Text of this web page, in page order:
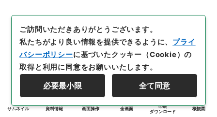
サムネイル 資料情報 画面操作 全画面
印刷
ダウンロード
概観図
ご訪問いただきありがとうございます。
私たちがより良い情報を提供できるように、 プライ
バシーポリシーに基づいたクッキー（Cookie）の
取得と利用に同意をお願いいたします。
必要最小限 全て同意